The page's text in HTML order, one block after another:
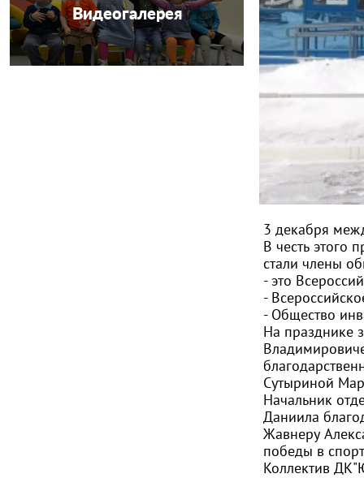
Видеогалерея
3 декабря
В честь этого
стали члены
- это
-
- Общество
На празднике
Сутыриной
Начальник
Даниила
Жавнеру
победы в
Коллектив